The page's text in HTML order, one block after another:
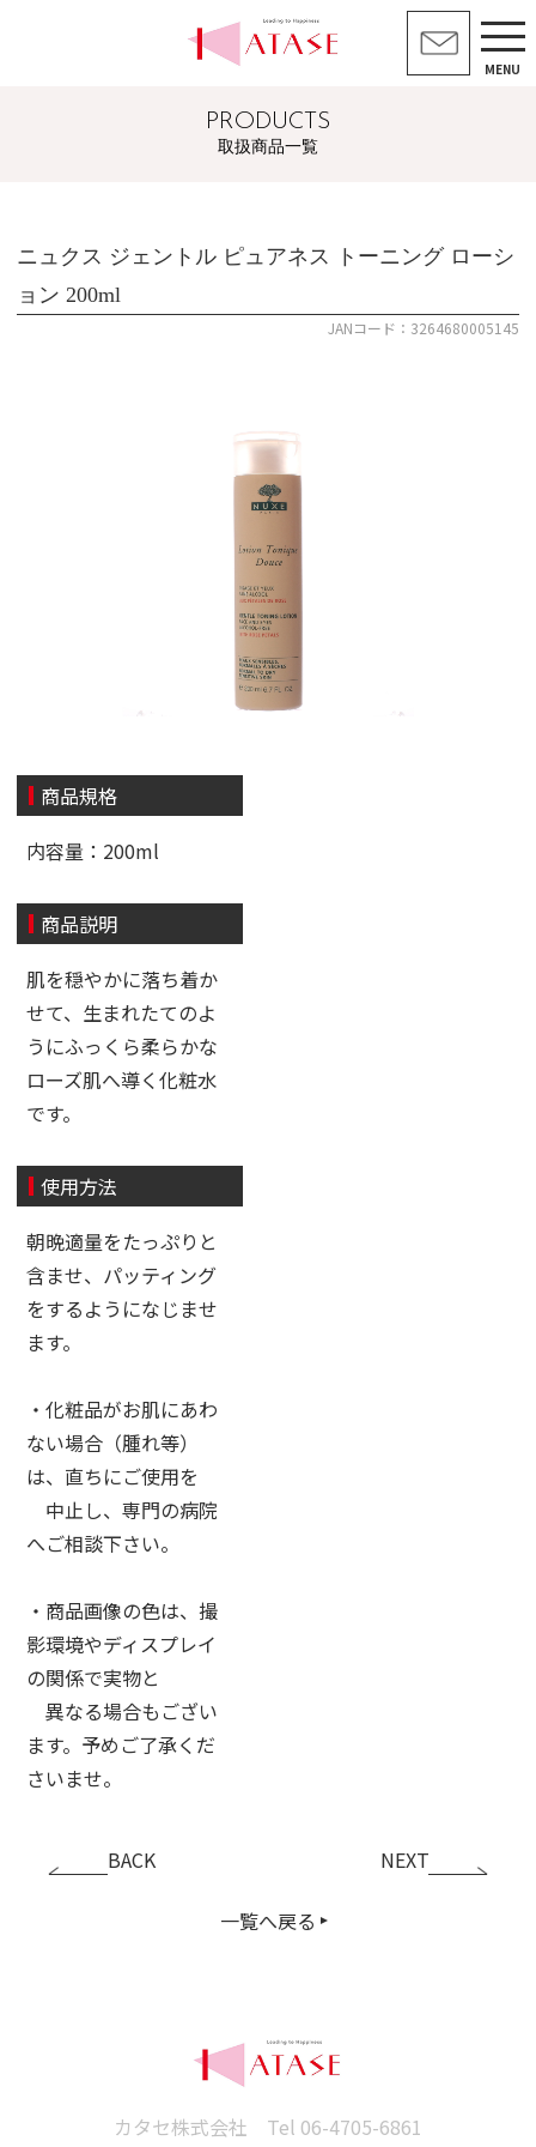
MENU
PRODUCTS
取扱商品一覧
ニュクス ジェントル ピュアネス トーニング ローシ
ョン 200ml
JANコード：3264680005145
商品規格
内容量：200ml
商品説明
肌を穏やかに落ち着か
せて、生まれたてのよ
うにふっくら柔らかな
ローズ肌へ導く化粧水
です。
使用方法
朝晩適量をたっぷりと
含ませ、パッティング
をするようになじませ
ます。
・化粧品がお肌にあわ
ない場合（腫れ等）
は、直ちにご使用を
中止し、専門の病院
へご相談下さい。
・商品画像の色は、撮
影環境やディスプレイ
の関係で実物と
異なる場合もござい
ます。予めご了承くだ
さいませ。
BACK
一覧へ戻る
NEXT
カタセ株式会社 Tel 06-4705-6861